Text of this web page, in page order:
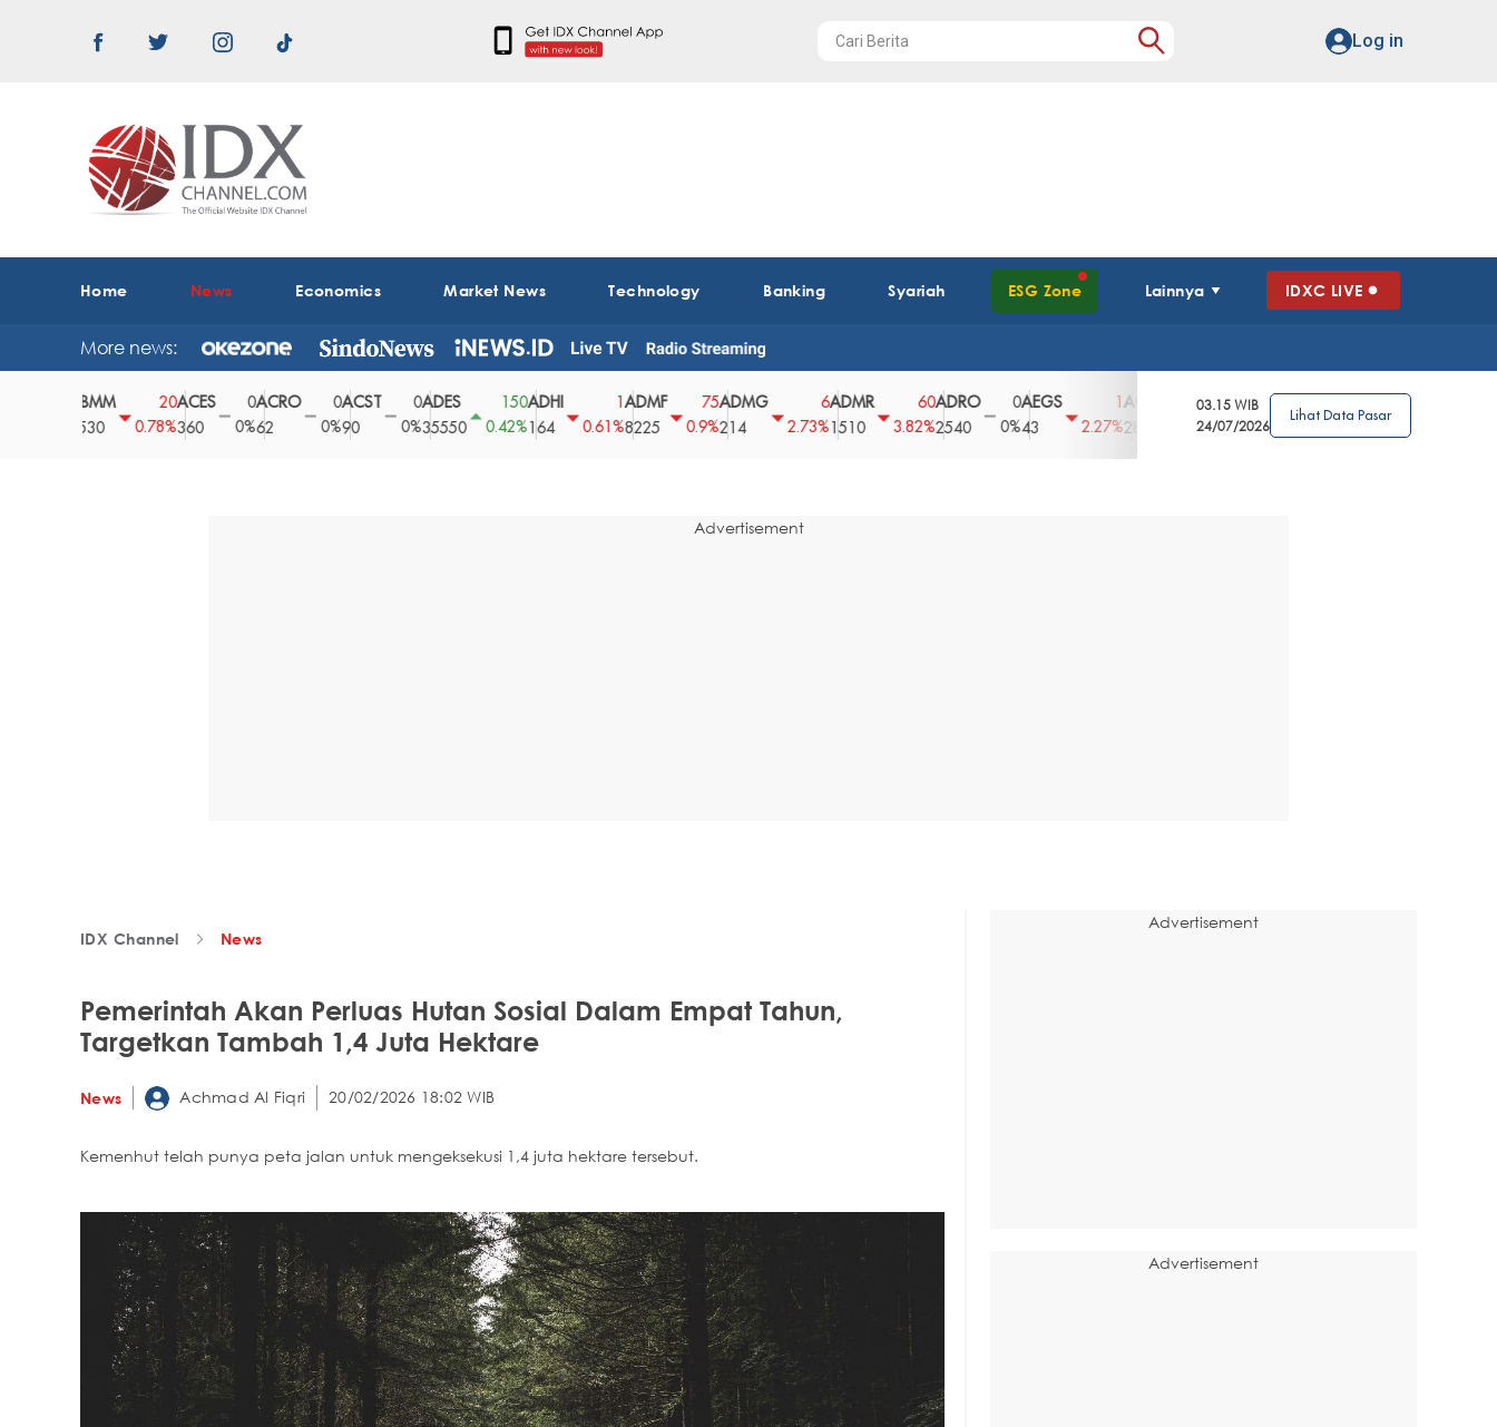
Log in
Home News Economics Market News Technology Banking Syariah ESG Zone Lainnya IDXC LIVE
More news:
20
0.78%
ACES
360
0
0%
ACRO
0ACST
0
0%
ADES
35550
150
0.42%
ADHI
164
0.61%
ADMF
8225
75
0.9%
ADMG
214
2.73%
ADMR
1510
60
3.82%
ADRO
2540
0
0%
AEGS
2.27% 2850
3.39%
AGRO
148
4
2.63%
0%
03.15 WIB
24/07/2026
Lihat Data Pasar
Advertisement
IDX Channel News
Pemerintah Akan Perluas Hutan Sosial Dalam Empat Tahun,
Targetkan Tambah 1,4 Juta Hektare
News Achmad Al Fiqri 20/02/2026 18:02 WIB
Kemenhut telah punya peta jalan untuk mengeksekusi 1,4 juta hektare tersebut.
Advertisement
Advertisement